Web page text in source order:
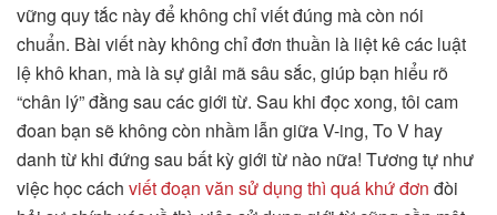
vững quy tắc này để không chỉ viết đúng mà còn nói
chuẩn. Bài viết này không chỉ đơn thuần là liệt kê các luật
lệ khô khan, mà là sự giải mã sâu sắc, giúp bạn hiểu rõ
“chân lý” đằng sau các giới từ. Sau khi đọc xong, tôi cam
đoan bạn sẽ không còn nhầm lẫn giữa V-ing, To V hay
danh từ khi đứng sau bất kỳ giới từ nào nữa! Tương tự như
việc học cách viết đoạn văn sử dụng thì quá khứ đơn đòi